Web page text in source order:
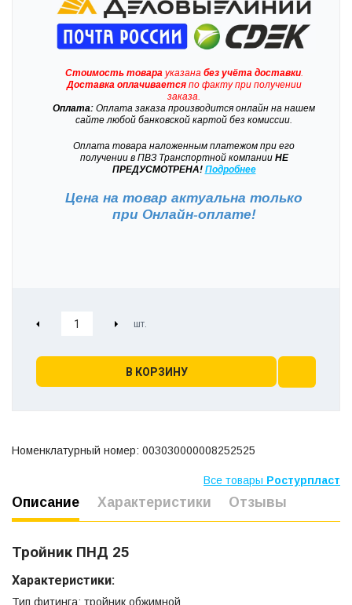
Стоимость товарауказана без учёта доставки.
Доставкаоплачиваетсяпо факту при получении
заказа.
Оплата: Оплата заказа производится онлайн на нашем
сайте любой банковской картой без комиссии.
Оплата товара наложенным платежом при его
получении в ПВЗ Транспортной компанииНЕ
ПРЕДУСМОТРЕНА! Подробнее
Цена на товар актуальна только
при Онлайн-оплате!
В КОРЗИНУ
Номенклатурный номер: 003030000008252525
Все товары Ростурпласт
Описание Характеристики Отзывы
Тройник ПНД 25
Характеристики:
Тип фитинга: тройник обжимной